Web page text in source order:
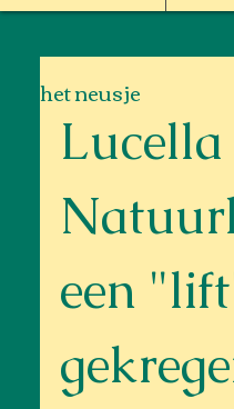
het neusje
een